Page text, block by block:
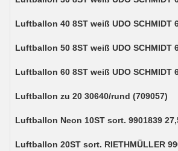
Luftballon 40 8ST weiß UDO SCHMIDT
Luftballon 50 8ST weiß UDO SCHMIDT
Luftballon 60 8ST weiß UDO SCHMIDT
Luftballon zu 20 30640/rund (709057)
Luftballon Neon 10ST sort. 9901839
Luftballon 20ST sort. RIETHMÜLLER